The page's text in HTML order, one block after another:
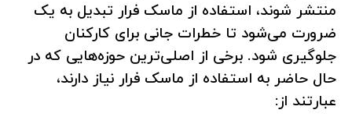
منتشر شوند، استفاده از ماسک فرار تبدیل به یک
ضرورت می‌شود تا خطرات جانی برای کارکنان
جلوگیری شود. برخی از اصلی‌ترین حوزه‌هایی که در
حال حاضر به استفاده از ماسک فرار نیاز دارند،
عبارتند از: